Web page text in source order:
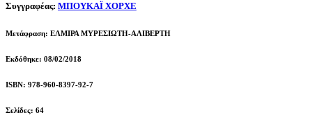
Συγγραφέας: ΜΠΟΥΚΑΪ ΧΟΡΧΕ
Μετάφραση: ΕΛΜΙΡΑ ΜΥΡΕΣΙΩΤΗ-ΑΛΙΒΕΡΤΗ
Εκδόθηκε: 08/02/2018
ISBN: 978-960-8397-92-7
Σελίδες: 64